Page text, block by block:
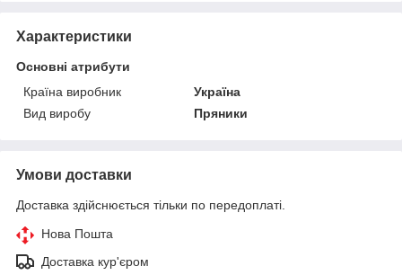
Характеристики
Основні атрибути
Країна виробник
Україна
Вид виробу
Пряники
Умови доставки
Доставка здійснюється тільки по передоплаті.
Нова Пошта
Доставка кур'єром